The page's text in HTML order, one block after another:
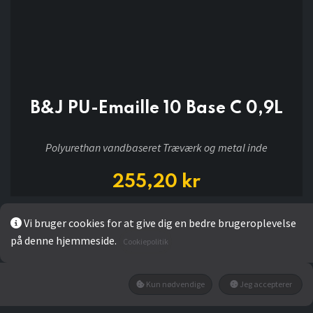
B&J PU-Emaille 10 Base C 0,9L
Polyurethan vandbaseret Træværk og metal inde
255,20 kr
LÆG I KURV
Vi bruger cookies for at give dig en bedre brugeroplevelse
på denne hjemmeside.
Cookiepolitik
Kun nødvendige Jeg accepterer